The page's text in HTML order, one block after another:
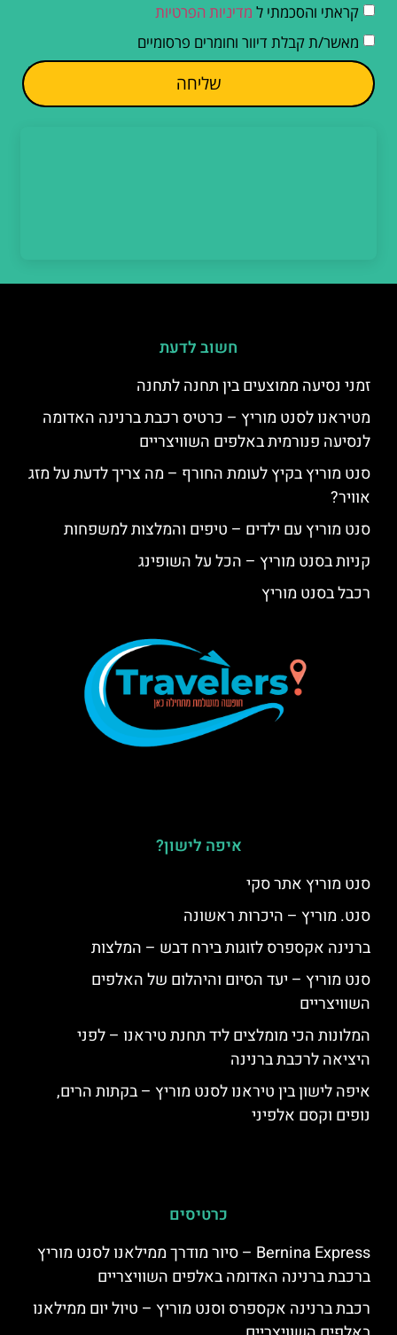
קראתי והסכמתי ל מדיניות הפרטיות
מאשר/ת קבלת דיוור וחומרים פרסומיים
שליחה
חשוב לדעת
זמני נסיעה ממוצעים בין תחנה לתחנה
מטיראנו לסנט מוריץ – כרטיס רכבת ברנינה האדומה
לנסיעה פנורמית באלפים השוויצריים
סנט מוריץ בקיץ לעומת החורף – מה צריך לדעת על מזג
אוויר?
סנט מוריץ עם ילדים – טיפים והמלצות למשפחות
קניות בסנט מוריץ – הכל על השופינג
רכבל בסנט מוריץ
איפה לישון?
סנט מוריץ אתר סקי
סנט. מוריץ – היכרות ראשונה
ברנינה אקספרס לזוגות בירח דבש – המלצות
סנט מוריץ – יעד הסיום והיהלום של האלפים
השוויצריים
המלונות הכי מומלצים ליד תחנת טיראנו – לפני
היציאה לרכבת ברנינה
איפה לישון בין טיראנו לסנט מוריץ – בקתות הרים,
נופים וקסם אלפיני
כרטיסים
Bernina Express – סיור מודרך ממילאנו לסנט מוריץ
ברכבת ברנינה האדומה באלפים השוויצריים
רכבת ברנינה אקספרס וסנט מוריץ – טיול יום ממילאנו